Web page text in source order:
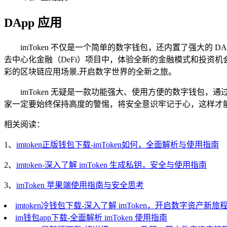
DApp 应用
imToken 不仅是一个简单的数字钱包，还内置了强大的
去中心化金融（DeFi）项目中，体验全新的金融模式和投资
彩的区块链应用场景,开启数字世界的全新之旅。
imToken 无疑是一款功能强大、使用方便的数字钱包，通
家一定要始终保持高度的警惕，将安全意识牢记于心，这样
相关阅读：
1、 imtoken正版钱包下载-imToken如何，全面解析与使用指南
2、 imtoken-深入了解 imToken 生成私钥，安全与使用指南
3、 imToken 苹果端使用指南与安全思考
imtoken冷钱包下载-深入了解 imToken，开启数字资产新旅
im钱包app下载-全面解析 imToken 使用指南